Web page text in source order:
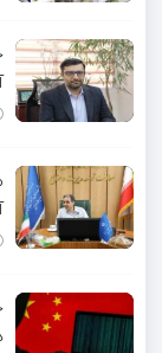
در ۱۳